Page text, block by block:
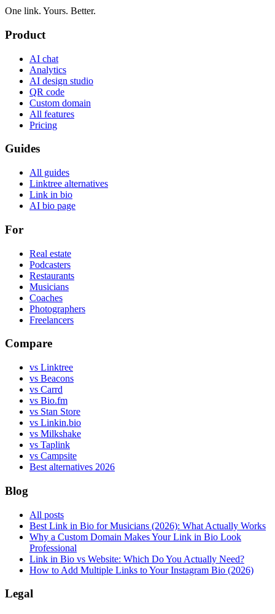
One link. Yours. Better.
Product
AI chat
Analytics
AI design studio
QR code
Custom domain
All features
Pricing
Guides
All guides
Linktree alternatives
Link in bio
AI bio page
For
Real estate
Podcasters
Restaurants
Musicians
Coaches
Photographers
Freelancers
Compare
vs Linktree
vs Beacons
vs Carrd
vs Bio.fm
vs Stan Store
vs Linkin.bio
vs Milkshake
vs Taplink
vs Campsite
Best alternatives 2026
Blog
All posts
Best Link in Bio for Musicians (2026): What Actually Works
Why a Custom Domain Makes Your Link in Bio Look
Professional
Link in Bio vs Website: Which Do You Actually Need?
How to Add Multiple Links to Your Instagram Bio (2026)
Legal